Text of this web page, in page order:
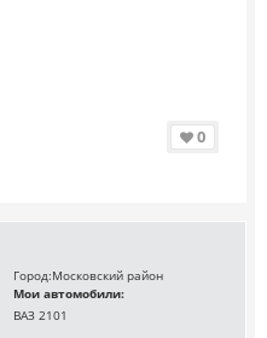
0
Город:Московский район
Мои автомобили:
ВАЗ 2101